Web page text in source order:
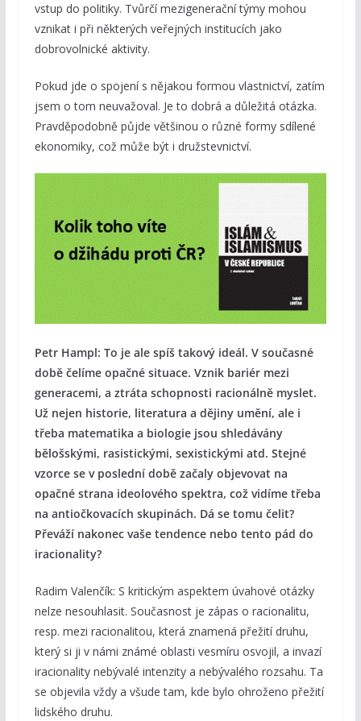
vstup do politiky. Tvůrčí mezigenerační týmy mohou
vznikat i při některých veřejných institucích jako
dobrovolnické aktivity.
Pokud jde o spojení s nějakou formou vlastnictví, zatím
jsem o tom neuvažoval. Je to dobrá a důležitá otázka.
Pravděpodobně půjde většinou o různé formy sdílené
ekonomiky, což může být i družstevnictví.
Petr Hampl: To je ale spíš takový ideál. V současné
době čelíme opačné situace. Vznik bariér mezi
generacemi, a ztráta schopnosti racionálně myslet.
Už nejen historie, literatura a dějiny umění, ale i
třeba matematika a biologie jsou shledávány
bělošskými, rasistickými, sexistickými atd. Stejné
vzorce se v poslední době začaly objevovat na
opačné strana ideolového spektra, což vidíme třeba
na antiočkovacích skupinách. Dá se tomu čelit?
Převáží nakonec vaše tendence nebo tento pád do
iracionality?
Radim Valenčík: S kritickým aspektem úvahové otázky
nelze nesouhlasit. Současnost je zápas o racionalitu,
resp. mezi racionalitou, která znamená přežití druhu,
který si ji v námi známé oblasti vesmíru osvojil, a invazí
iracionality nebývalé intenzity a nebývalého rozsahu. Ta
se objevila vždy a všude tam, kde bylo ohroženo přežití
lidského druhu.